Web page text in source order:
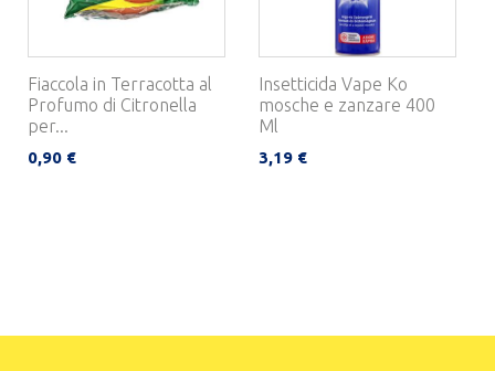
Fiaccola in Terracotta al
Profumo di Citronella
per...
0,90 €
Insetticida Vape Ko
mosche e zanzare 400
Ml
3,19 €